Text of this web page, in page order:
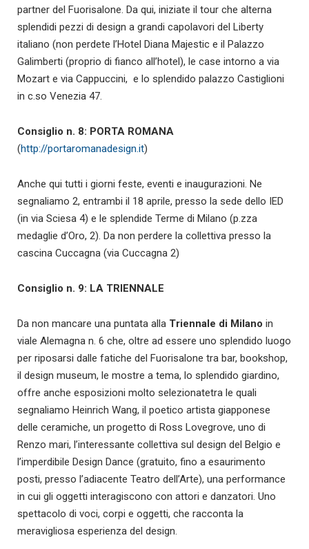
partner del Fuorisalone. Da qui, iniziate il tour che alterna
splendidi pezzi di design a grandi capolavori del Liberty
italiano (non perdete l’Hotel Diana Majestic e il Palazzo
Galimberti (proprio di fianco all’hotel), le case intorno a via
Mozart e via Cappuccini, e lo splendido palazzo Castiglioni
in c.so Venezia 47.
Consiglio n. 8: PORTA ROMANA
(http://portaromanadesign.it)
Anche qui tutti i giorni feste, eventi e inaugurazioni. Ne
segnaliamo 2, entrambi il 18 aprile, presso la sede dello IED
(in via Sciesa 4) e le splendide Terme di Milano (p.zza
medaglie d’Oro, 2). Da non perdere la collettiva presso la
cascina Cuccagna (via Cuccagna 2)
Consiglio n. 9: LA TRIENNALE
Da non mancare una puntata alla Triennale di Milano in
viale Alemagna n. 6 che, oltre ad essere uno splendido luogo
per riposarsi dalle fatiche del Fuorisalone tra bar, bookshop,
il design museum, le mostre a tema, lo splendido giardino,
offre anche esposizioni molto selezionatetra le quali
segnaliamo Heinrich Wang, il poetico artista giapponese
delle ceramiche, un progetto di Ross Lovegrove, uno di
Renzo mari, l’interessante collettiva sul design del Belgio e
l’imperdibile Design Dance (gratuito, fino a esaurimento
posti, presso l’adiacente Teatro dell’Arte), una performance
in cui gli oggetti interagiscono con attori e danzatori. Uno
spettacolo di voci, corpi e oggetti, che racconta la
meravigliosa esperienza del design.